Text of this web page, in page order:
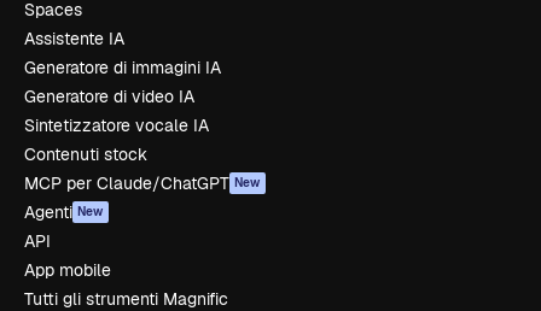
Spaces
Assistente IA
Generatore di immagini IA
Generatore di video IA
Sintetizzatore vocale IA
Contenuti stock
MCP per Claude/ChatGPT New
Agenti New
API
App mobile
Tutti gli strumenti Magnific